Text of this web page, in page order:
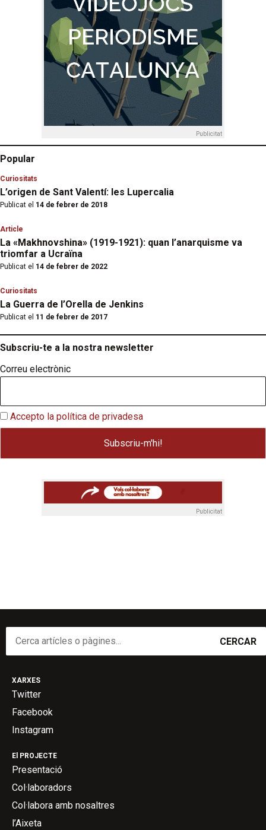
Publicitat
Popular
Curiositats
L’origen de Sant Valentí: les Lupercalia
Publicat el 14 de febrer de 2018
Article
La «Makhnovshina» (1919-1921): quan l’anarquisme va
triomfar a Ucraïna
Publicat el 14 de febrer de 2022
Curiositats
La Guerra de l’Orella de Jenkins
Publicat el 11 de febrer de 2017
Subscriu-te a la nostra newsletter
Correu electrònic
Accepto la política de privadesa
Publicitat
CERCAR
El PROJECTE
Presentació
Col·laboradors
Col·labora amb nosaltres
l’Aixeta
XARXES
Twitter
Facebook
Instagram